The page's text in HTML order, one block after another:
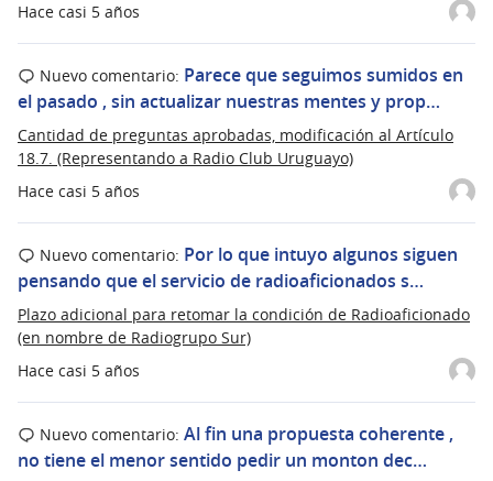
Hace casi 5 años
Hace casi 5 años
Nuevo comentario: Parece que seguimos sumidos en
el pasado , sin actualizar nuestras mentes y prop…
Cantidad de preguntas aprobadas, modificación al Artículo
18.7. (Representando a Radio Club Uruguayo)
Hace casi 5 años
Nuevo comentario: Por lo que intuyo algunos siguen
pensando que el servicio de radioaficionados s…
Plazo adicional para retomar la condición de Radioaficionado
(en nombre de Radiogrupo Sur)
Nuevo comentario: Al fin una propuesta coherente ,
no tiene el menor sentido pedir un monton dec…